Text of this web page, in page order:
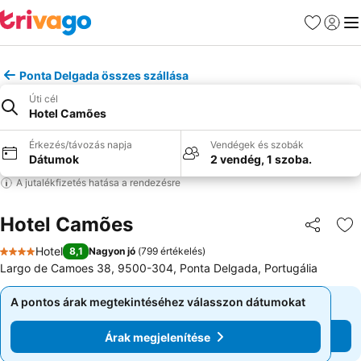
Kedvencek
Ponta Delgada összes szállása
Úti cél
Hotel Camões
Érkezés/távozás napja
Dátumok
Vendégek és szobák
2 vendég, 1 szoba.
A jutalékfizetés hatása a rendezésre
Hotel Camões
4 Kategória
Hotel 8,1 Nagyon jó (799 értékelés)
Largo de Camoes 38, 9500-304, Ponta Delgada, Portugália
A pontos árak megtekintéséhez válasszon dátumokat
Árak megjelenítése
A pontos árak megtekintéséhez válasszon dátumokat
Árak megjelenítése